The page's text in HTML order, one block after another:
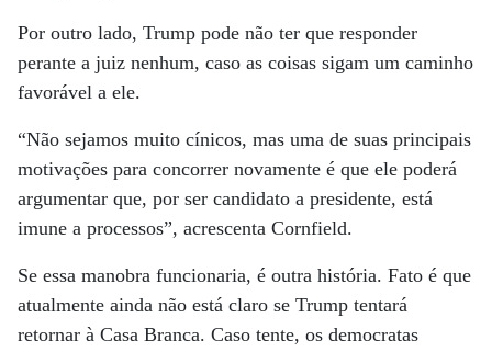
Por outro lado, Trump pode não ter que responder
perante a juiz nenhum, caso as coisas sigam um caminho
favorável a ele.
“Não sejamos muito cínicos, mas uma de suas principais
motivações para concorrer novamente é que ele poderá
argumentar que, por ser candidato a presidente, está
imune a processos”, acrescenta Cornfield.
Se essa manobra funcionaria, é outra história. Fato é que
atualmente ainda não está claro se Trump tentará
retornar à Casa Branca. Caso tente, os democratas